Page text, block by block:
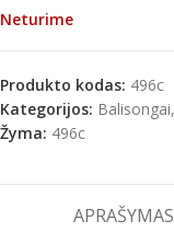
Neturime
Produkto kodas: 496c
Kategorijos: Balisongai,
Žyma: 496c
APRAŠYMAS